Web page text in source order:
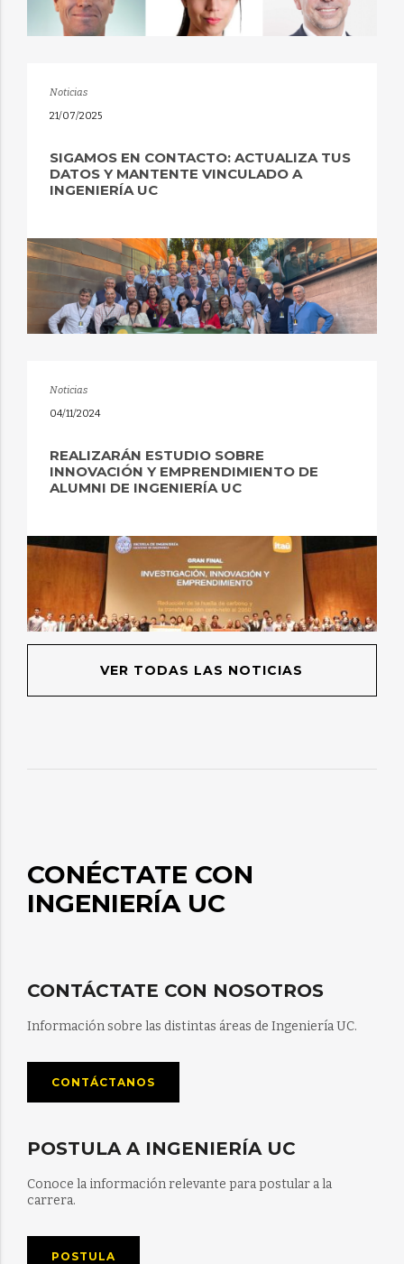
Noticias
21/07/2025
SIGAMOS EN CONTACTO: ACTUALIZA TUS
DATOS Y MANTENTE VINCULADO A
INGENIERÍA UC
Noticias
04/11/2024
REALIZARÁN ESTUDIO SOBRE
INNOVACIÓN Y EMPRENDIMIENTO DE
ALUMNI DE INGENIERÍA UC
VER TODAS LAS NOTICIAS
CONÉCTATE CON
INGENIERÍA UC
CONTÁCTATE CON NOSOTROS
Información sobre las distintas áreas de Ingeniería UC.
CONTÁCTANOS
POSTULA A INGENIERÍA UC
Conoce la información relevante para postular a la
carrera.
POSTULA